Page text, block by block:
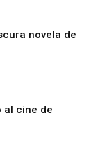
novela de
al cine de